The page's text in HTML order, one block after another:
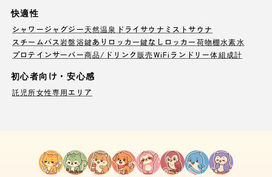
快適性
シャワージャグジー天然温泉 ドライサウナ ミストサウナ
スチームバス岩盤浴鍵ありロッカー鍵なしロッカー荷物棚水素水
プロテインサーバー商品/ドリンク販売WiFi ランドリー体組成計
初心者向け・安心感
託児所女性専用エリア